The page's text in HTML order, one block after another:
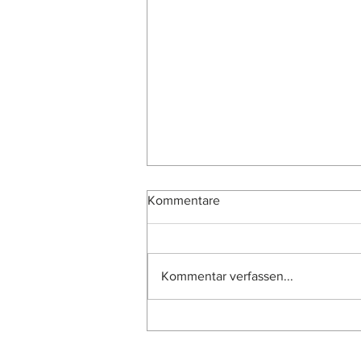
Kommentare
Kommentar verfassen...